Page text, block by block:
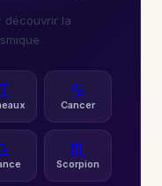
découvrir la
♋
Cancer
♏
Scorpion